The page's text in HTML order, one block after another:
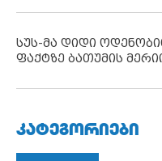
სუს-მა დიდი
ფაქტზე ბათუმის
ᲙᲐᲢᲔᲒᲝᲠᲘᲔᲑᲘ